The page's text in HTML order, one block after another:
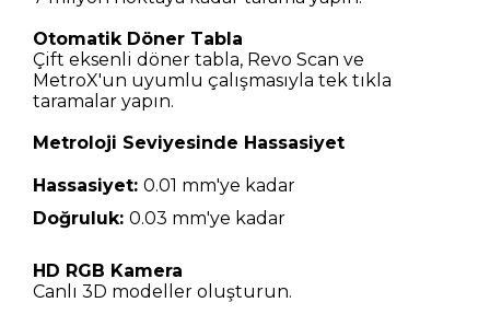
Otomatik Döner Tabla
Çift eksenli döner tabla, Revo Scan ve
MetroX'un uyumlu çalışmasıyla tek tıkla
taramalar yapın.
Metroloji Seviyesinde Hassasiyet
Hassasiyet: 0.01 mm'ye kadar
Doğruluk: 0.03 mm'ye kadar
HD RGB Kamera
Canlı 3D modeller oluşturun.